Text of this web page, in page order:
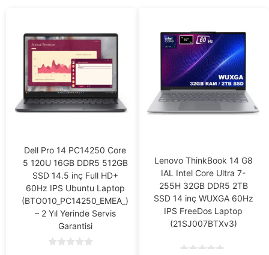
Dell Pro 14 PC14250 Core
5 120U 16GB DDR5 512GB
SSD 14.5 inç Full HD+
60Hz IPS Ubuntu Laptop
(BTO010_PC14250_EMEA_)
– 2 Yıl Yerinde Servis
Garantisi
Lenovo ThinkBook 14 G8
IAL Intel Core Ultra 7-
255H 32GB DDR5 2TB
SSD 14 inç WUXGA 60Hz
IPS FreeDos Laptop
(21SJ007BTXv3)